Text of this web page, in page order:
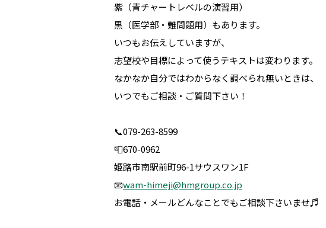
紫（青チャートレベルの演習用）
黒（医学部・難問題用）もあります。
いつもお伝えしていますが、
志望校や目標によって使うテキストは変わります。
なかなか自分ではわからなく調べられ無いときは、
いつでもご相談・ご質問下さい！
📞079-263-8599
📮670-0962
姫路市南駅前町96-1サウスワン1F
📧wam-himeji@hmgroup.co.jp
お電話・メールどんなことでもご相談下さいませ♬